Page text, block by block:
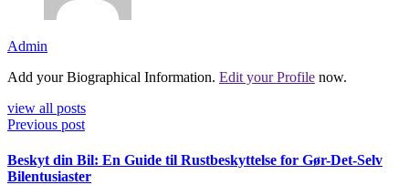
Admin
Add your Biographical Information. Edit your Profile now.
view all posts
Previous post
Beskyt din Bil: En Guide til Rustbeskyttelse for Gør-Det-Selv
Bilentusiaster